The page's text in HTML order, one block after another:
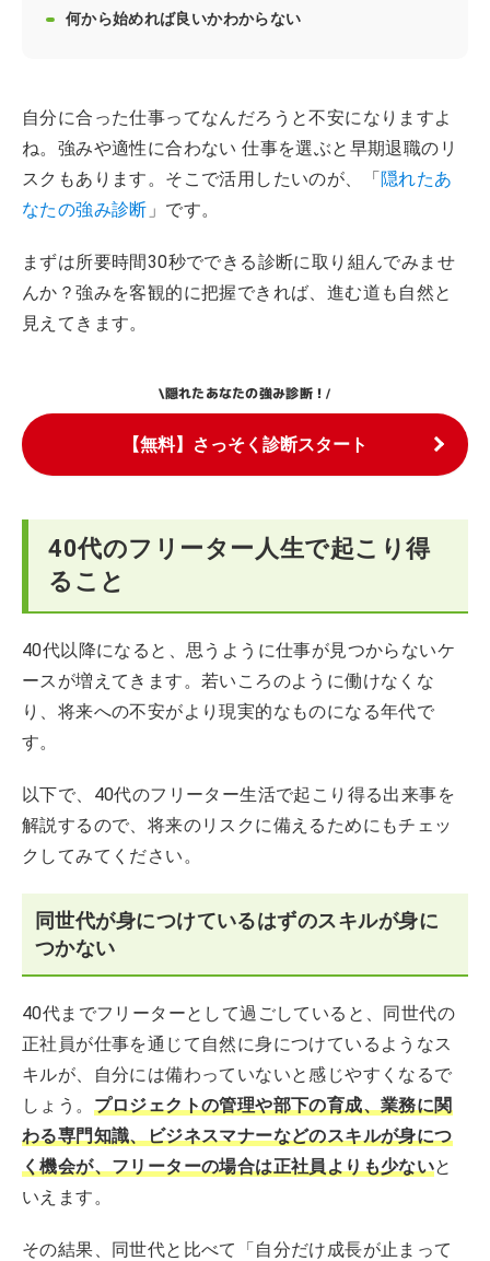
何から始めれば良いかわからない
自分に合った仕事ってなんだろうと不安になりますよ
ね。強みや適性に合わない 仕事を選ぶと早期退職のリ
スクもあります。そこで活用したいのが、「隠れたあ
なたの強み診断 」です。
まずは所要時間30秒でできる診断に取り組んでみませ
んか？強みを客観的に把握できれば、進む道も自然と
見えてきます。
\隠れたあなたの強み診断！/
【無料】さっそく診断スタート
40代のフリーター人生で起こり得
ること
40代以降になると、思うように仕事が見つからないケ
ースが増えてきます。若いころのように働けなくな
り、将来への不安がより現実的なものになる年代で
す。
以下で、40代のフリーター生活で起こり得る出来事を
解説するので、将来のリスクに備えるためにもチェッ
クしてみてください。
同世代が身につけているはずのスキルが身に
つかない
40代までフリーターとして過ごしていると、同世代の
正社員が仕事を通じて自然に身につけているようなス
キルが、自分には備わっていないと感じやすくなるで
しょう。 プロジェクトの管理や部下の育成、業務に関
わる専門知識、ビジネスマナーなどのスキルが身につ
く機会が、フリーターの場合は正社員よりも少ないと
いえます。
その結果、同世代と比べて「自分だけ成長が止まって